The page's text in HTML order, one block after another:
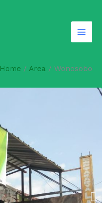
Home / Area / Wonosobo